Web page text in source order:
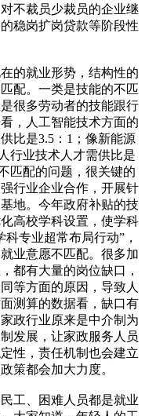
不裁员少裁员的企业继
稳岗扩岗贷款等阶段性
的就业形势，结构性的
配。一类是技能的不匹
很多劳动者的技能跟行
，人工智能技术方面的
比是3.5：1；像新能源
行业技术人才需供比是
匹配的问题，很关键的
行业企业合作，开展针
地。今年政府补贴的技
高校学科设置，使学科
专业超常布局行动”，
业意愿不匹配。很多加
都有大量的岗位缺口，
等方面的原因，导致人
测算的数据看，缺口有
政行业原来是中介制为
发展，让家政服务人员
性，责任机制也会建立
策都会加大力度。
工、困难人员都是就业